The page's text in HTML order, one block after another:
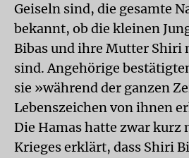
Geiseln sind, die gesamte
bekannt, ob die kleinen
Bibas und ihre Mutter Shiri
sind. Angehörige
sie »während der ganzen
Lebenszeichen von ihnen
Die Hamas hatte zwar kurz
Krieges erklärt, dass Shiri